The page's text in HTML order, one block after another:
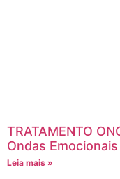
TRATAMENTO
Ondas
Leia mais »